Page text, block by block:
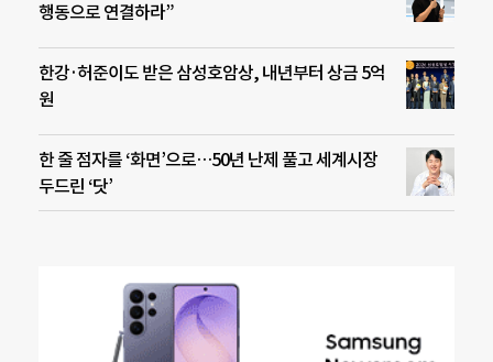
행동으로 연결하라”
한강·허준이도 받은 삼성호암상, 내년부터 상금 5억
원
한 줄 점자를 ‘화면’으로…50년 난제 풀고 세계시장
두드린 ‘닷’